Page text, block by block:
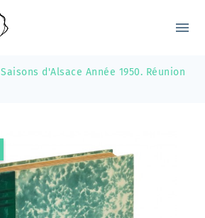
menu
Saisons d'Alsace Année 1950. Réunion